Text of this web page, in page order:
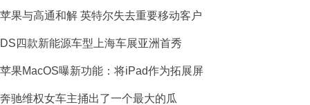
苹果与高通和解 英特尔失去重要移动客户
DS四款新能源车型上海车展亚洲首秀
苹果MacOS曝新功能：将iPad作为拓展屏
奔驰维权女车主捅出了一个最大的瓜